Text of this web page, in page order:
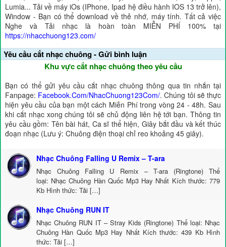
Lumia... Tải về máy iOs (IPhone, Ipad hệ điều hành IOS 13 trở lên),
Window - Bạn có thể download về thẻ nhớ, máy tính. Tất cả việc
Nghe và Tải nhạc là hoàn toàn MIỄN PHÍ 100% tại
https://nhacchuong123.com/
Yêu cầu cắt nhạc chuông - Gửi bình luận
Khu vực cắt nhạc chuông theo yêu cầu
Bạn có thể gửi yêu cầu cắt nhạc chuông thông qua tin nhắn tại
Fanpage: Facebook.Com/NhacChuong123Com/. Chúng tôi sẽ thực
hiện yêu cầu của bạn một cách Miễn Phí trong vòng 24 - 48h. Sau
khi cắt nhạc xong chúng tôi sẽ chủ động liên hệ tới bạn. Thông tin
yêu cầu gồm: Tên bài hát, Ca sĩ thể hiện, Giây bắt đầu và kết thúc
đoạn nhạc (Lưu ý: Chuông điện thoại chỉ reo khoảng 45 giây).
Nhạc Chuông Falling U Remix – T-ara
Nhạc Chuông Falling U Remix – T-ara (Ringtone) Thể
loại: Nhạc Chuông Hàn Quốc Mp3 Hay Nhất Kích thước: 779
Kb Hình thức: Tải […]
Nhạc Chuông RUN IT
Nhạc Chuông RUN IT – Stray Kids (Ringtone) Thể loại: Nhạc
Chuông Hàn Quốc Mp3 Hay Nhất Kích thước: 439 Kb Hình
thức: Tải […]